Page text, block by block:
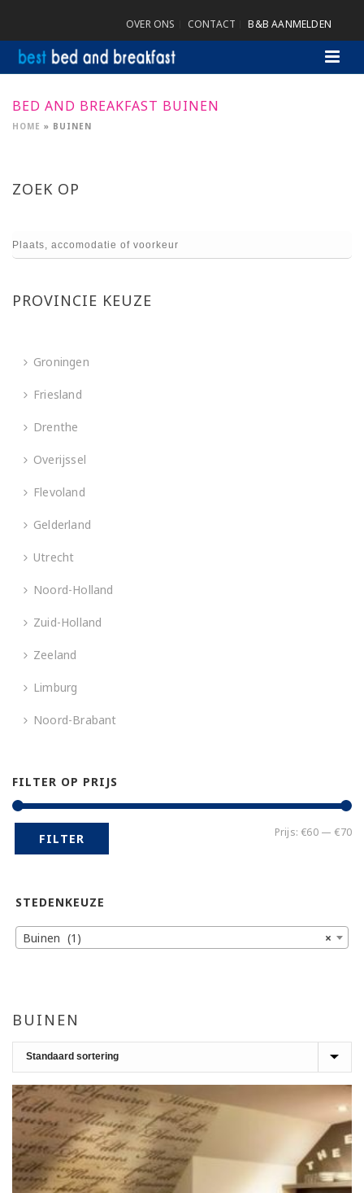
OVER ONS CONTACT B&B AANMELDEN
BED AND BREAKFAST BUINEN
HOME » BUINEN
BUINEN
ZOEK OP
PROVINCIE KEUZE
Groningen
Friesland
Drenthe
Overijssel
Flevoland
Gelderland
Utrecht
Noord-Holland
Zuid-Holland
Zeeland
Limburg
Noord-Brabant
FILTER OP PRIJS
FILTER Prijs:€60—€70
STEDENKEUZE
×
Buinen (1)